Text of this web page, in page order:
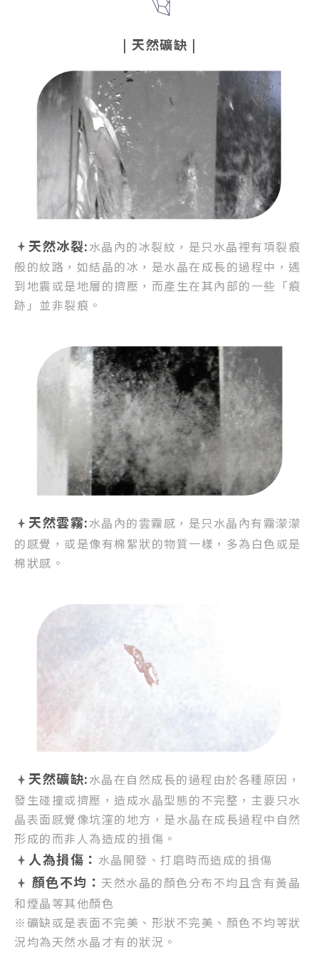
| 天然礦缺 |
天然冰裂:水晶內的冰裂紋， 是只水晶裡有項裂痕
般的紋路， 如結晶的冰，是水晶在成長的過程中， 遇
到地震或是地層的擠壓， 而產生在其內部的一些「痕
跡」並非裂痕。
天然雲霧:水晶內的雲霧感， 是只水晶內有霧濛濛
的感覺， 或是像有棉絮狀的物質一樣， 多為白色或是
棉狀感。
天然礦缺:水晶在自然成長的過程由於各種原因，
發生碰撞或擠壓， 造成水晶型態的不完整， 主要只水
晶表面感覺像坑漥的地方， 是水晶在成長過程中自然
形成的而非人為造成的損傷。
人為損傷： 水晶開發、打磨時而造成的損傷
顏色不均： 天然水晶的顏色分布不均且含有黃晶
和煙晶等其他顏色
※礦缺或是表面不完美、形狀不完美、顏色不均等狀
況均為天然水晶才有的狀況。